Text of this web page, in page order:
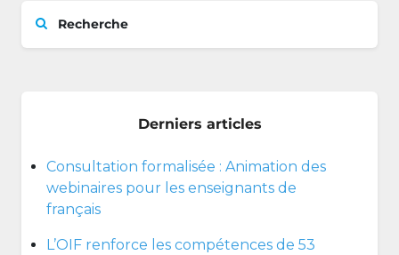
Recherche
Derniers articles
Consultation formalisée : Animation des
webinaires pour les enseignants de
français
L’OIF renforce les compétences de 53